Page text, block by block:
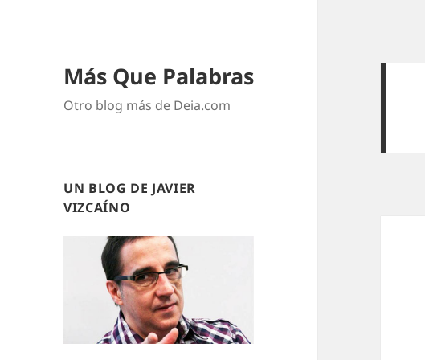
Más Que Palabras
Otro blog más de Deia.com
UN BLOG DE JAVIER
VIZCAÍNO